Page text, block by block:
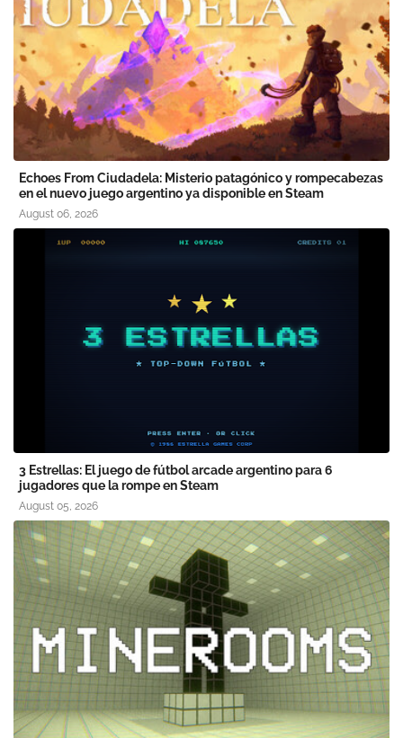
Echoes From Ciudadela: Misterio patagónico y rompecabezas
en el nuevo juego argentino ya disponible en Steam
August 06, 2026
3 Estrellas: El juego de fútbol arcade argentino para 6
jugadores que la rompe en Steam
August 05, 2026